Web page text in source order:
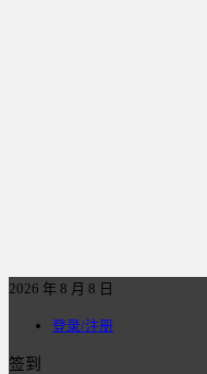
2026 年 8 月 8 日
登录/注册
签到